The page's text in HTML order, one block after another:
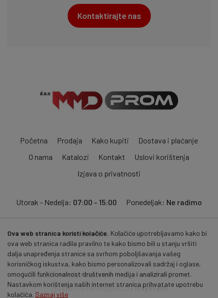
Kontaktirajte nas
Početna Prodaja Kako kupiti
Dostava i plaćanje
O nama
Katalozi Kontakt
Uslovi korištenja
Izjava o privatnosti
Utorak - Nedelja: 07:00 - 15:00 Ponedeljak: Ne radimo
Pratite nas:
© 2026mmdprom.com . Sva prava zadržana.
Hosted & developed byitsystem
Ova web stranica koristi kolačiće. Kolačiće upotrebljavamo kako bi
ova web stranica radila pravilno te kako bismo bili u stanju vršiti
dalja unapređenja stranice sa svrhom poboljšavanja vašeg
korisničkog iskustva, kako bismo personalizovali sadržaj i oglase,
omogućili funkcionalnost društvenih medija i analizirali promet.
Nastavkom korištenja naših internet stranica prihvatate upotrebu
kolačića. Saznaj više